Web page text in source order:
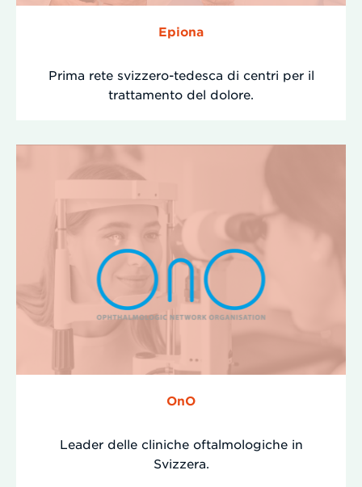
Epiona
Prima rete svizzero-tedesca di centri per il
trattamento del dolore.
OnO
Leader delle cliniche oftalmologiche in
Svizzera.